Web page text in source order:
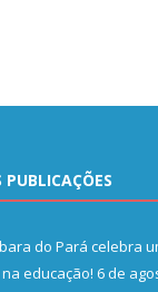
do Pará celebra
educação! 6 de